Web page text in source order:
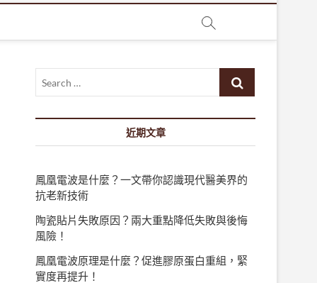
Search
近期文章
鳳凰電波是什麼？一文帶你認識現代醫美界的
抗老新技術
陶瓷貼片失敗原因？兩大重點降低失敗與後悔
風險！
鳳凰電波原理是什麼？促進膠原蛋白重組，緊
實度再提升！